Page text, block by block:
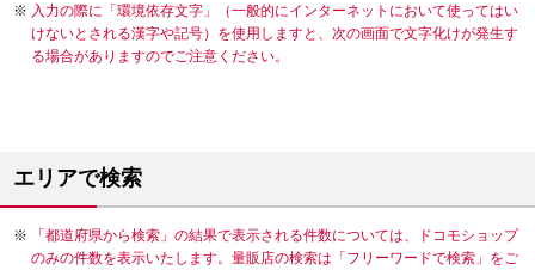
入力の際に「環境依存文字」（一般的にインターネットにおいて使ってはい
けないとされる漢字や記号）を使用しますと、次の画面で文字化けが発生す
る場合がありますのでご注意ください。
エリアで検索
「都道府県から検索」の結果で表示される件数については、ドコモショップ
のみの件数を表示いたします。量販店の検索は「フリーワードで検索」をご